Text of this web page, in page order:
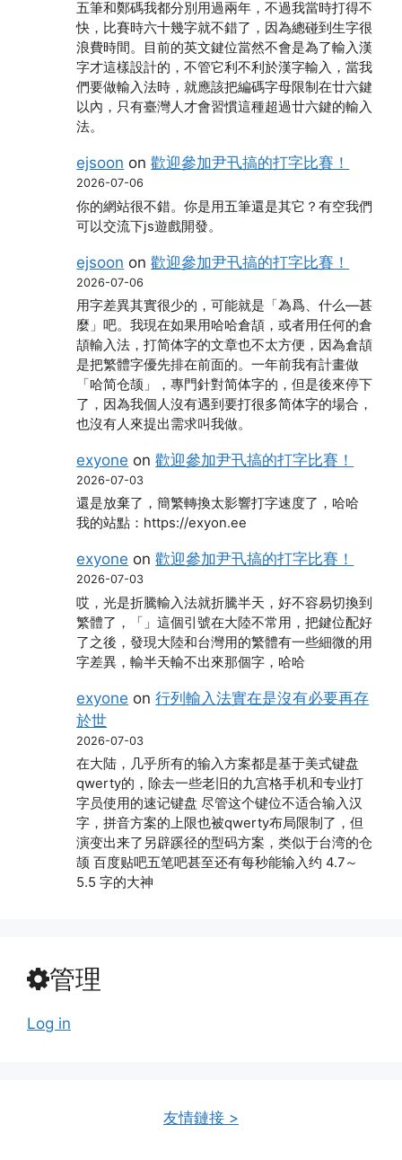
五筆和鄭碼我都分別用過兩年，不過我當時打得不
快，比賽時六十幾字就不錯了，因為總碰到生字很
浪費時間。目前的英文鍵位當然不會是為了輸入漢
字才這樣設計的，不管它利不利於漢字輸入，當我
們要做輸入法時，就應該把編碼字母限制在廿六鍵
以內，只有臺灣人才會習慣這種超過廿六鍵的輸入
法。
ejsoon on歡迎參加尹卂搞的打字比賽！
2026-07-06
你的網站很不錯。你是用五筆還是其它？有空我們
可以交流下js遊戲開發。
ejsoon on歡迎參加尹卂搞的打字比賽！
2026-07-06
用字差異其實很少的，可能就是「為爲、什么―甚
麼」吧。我現在如果用哈哈倉頡，或者用任何的倉
頡輸入法，打简体字的文章也不太方便，因為倉頡
是把繁體字優先排在前面的。一年前我有計畫做
「哈简仓颉」，專門針對简体字的，但是後來停下
了，因為我個人沒有遇到要打很多简体字的場合，
也沒有人來提出需求叫我做。
exyone on歡迎參加尹卂搞的打字比賽！
2026-07-03
還是放棄了，簡繁轉換太影響打字速度了，哈哈
我的站點：https://exyon.ee
exyone on歡迎參加尹卂搞的打字比賽！
2026-07-03
哎，光是折騰輸入法就折騰半天，好不容易切換到
繁體了，「」這個引號在大陸不常用，把鍵位配好
了之後，發現大陸和台灣用的繁體有一些細微的用
字差異，輸半天輸不出來那個字，哈哈
exyone on行列輸入法實在是沒有必要再存
於世
2026-07-03
在大陆，几乎所有的输入方案都是基于美式键盘
qwerty的，除去一些老旧的九宫格手机和专业打
字员使用的速记键盘 尽管这个键位不适合输入汉
字，拼音方案的上限也被qwerty布局限制了，但
演变出来了另辟蹊径的型码方案，类似于台湾的仓
颉 百度贴吧五笔吧甚至还有每秒能输入约 4.7～
5.5 字的大神
管理
Log in
友情鏈接 >